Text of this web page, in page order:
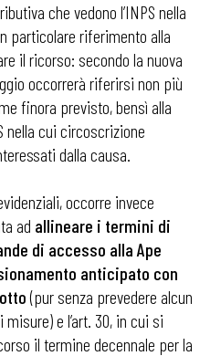
che vedono l’INPS nella
particolare riferimento alla
il ricorso: secondo la nuova
occorrerà riferirsi non più
finora previsto, bensì alla
nella cui circoscrizione
dalla causa.
occorre invece
ad allineare i termini di
di accesso alla Ape
anticipato con
(pur senza prevedere alcun
e l’art. 30, in cui si
il termine decennale per la